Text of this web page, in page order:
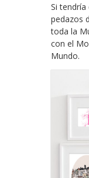
Si tendría
pedazos
toda la
con el
Mundo.